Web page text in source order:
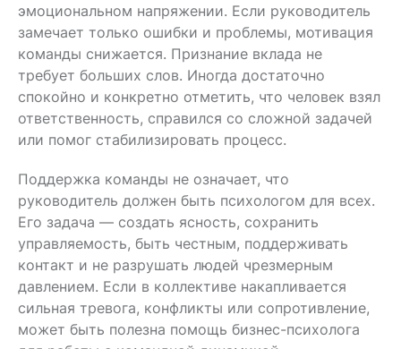
эмоциональном напряжении. Если руководитель
замечает только ошибки и проблемы, мотивация
команды снижается. Признание вклада не
требует больших слов. Иногда достаточно
спокойно и конкретно отметить, что человек взял
ответственность, справился со сложной задачей
или помог стабилизировать процесс.
Поддержка команды не означает, что
руководитель должен быть психологом для всех.
Его задача — создать ясность, сохранить
управляемость, быть честным, поддерживать
контакт и не разрушать людей чрезмерным
давлением. Если в коллективе накапливается
сильная тревога, конфликты или сопротивление,
может быть полезна помощь бизнес-психолога